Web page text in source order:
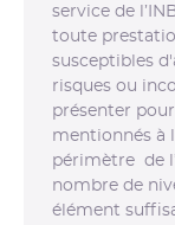
service de
toute
susceptibles
risques ou
présenter
mentionnés à
périmètre de
nombre de
élément